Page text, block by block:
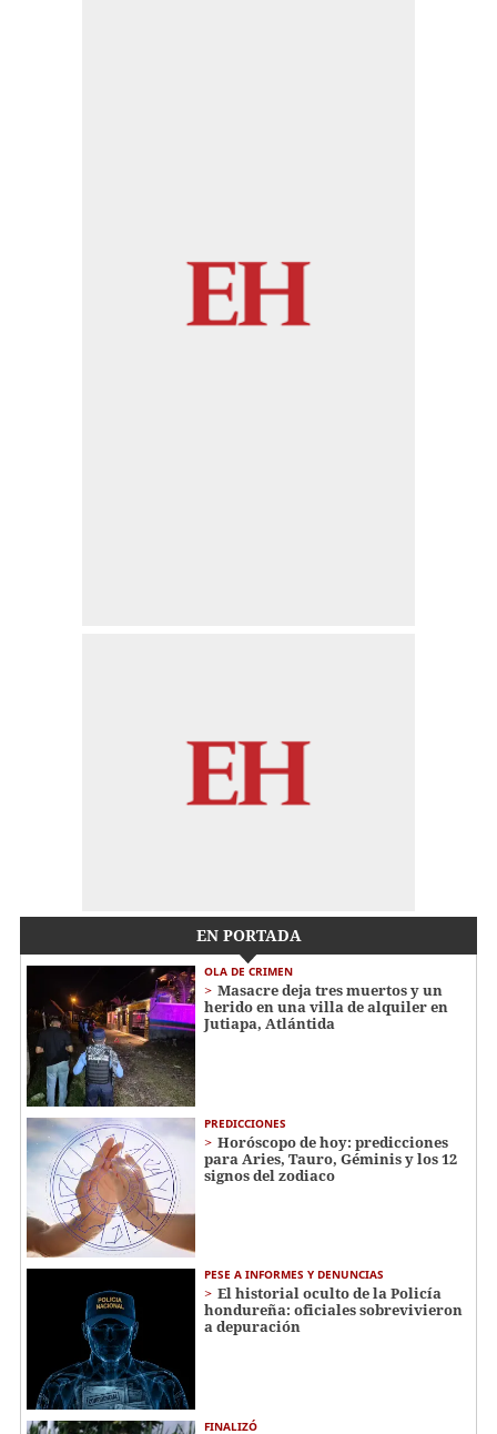
EN PORTADA
OLA DE CRIMEN
Masacre deja tres muertos y un
herido en una villa de alquiler en
Jutiapa, Atlántida
PREDICCIONES
Horóscopo de hoy: predicciones
para Aries, Tauro, Géminis y los 12
signos del zodiaco
PESE A INFORMES Y DENUNCIAS
El historial oculto de la Policía
hondureña: oficiales sobrevivieron
a depuración
FINALIZÓ